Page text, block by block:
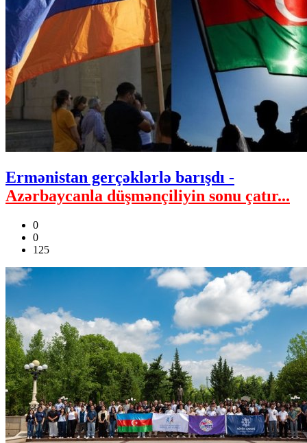
Ermənistan gerçəklərlə barışdı -
Azərbaycanla düşmənçiliyin sonu çatır...
0
0
125